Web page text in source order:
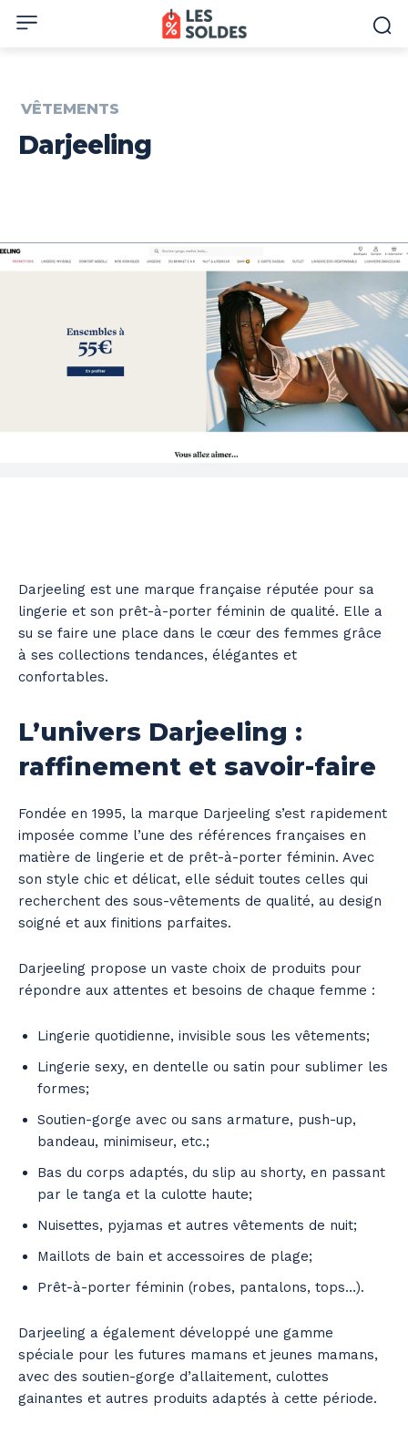
VÊTEMENTS
Darjeeling
Darjeeling est une marque française réputée pour sa
lingerie et son prêt-à-porter féminin de qualité. Elle a
su se faire une place dans le cœur des femmes grâce
à ses collections tendances, élégantes et
confortables.
L’univers Darjeeling :
raffinement et savoir-faire
Fondée en 1995, la marque Darjeeling s’est rapidement
imposée comme l’une des références françaises en
matière de lingerie et de prêt-à-porter féminin. Avec
son style chic et délicat, elle séduit toutes celles qui
recherchent des sous-vêtements de qualité, au design
soigné et aux finitions parfaites.
Darjeeling propose un vaste choix de produits pour
répondre aux attentes et besoins de chaque femme :
Lingerie quotidienne, invisible sous les vêtements;
Lingerie sexy, en dentelle ou satin pour sublimer les
formes;
Soutien-gorge avec ou sans armature, push-up,
bandeau, minimiseur, etc.;
Bas du corps adaptés, du slip au shorty, en passant
par le tanga et la culotte haute;
Nuisettes, pyjamas et autres vêtements de nuit;
Maillots de bain et accessoires de plage;
Prêt-à-porter féminin (robes, pantalons, tops…).
Darjeeling a également développé une gamme
spéciale pour les futures mamans et jeunes mamans,
avec des soutien-gorge d’allaitement, culottes
gainantes et autres produits adaptés à cette période.